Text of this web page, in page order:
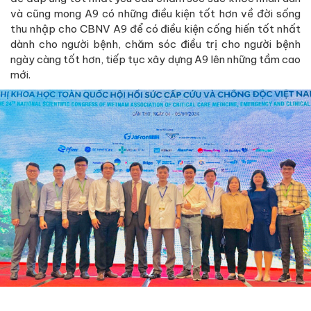
và cũng mong A9 có những điều kiện tốt hơn về đời sống
thu nhập cho CBNV A9 để có điều kiện cống hiến tốt nhất
dành cho người bệnh, chăm sóc điều trị cho người bệnh
ngày càng tốt hơn, tiếp tục xây dựng A9 lên những tầm cao
mới.